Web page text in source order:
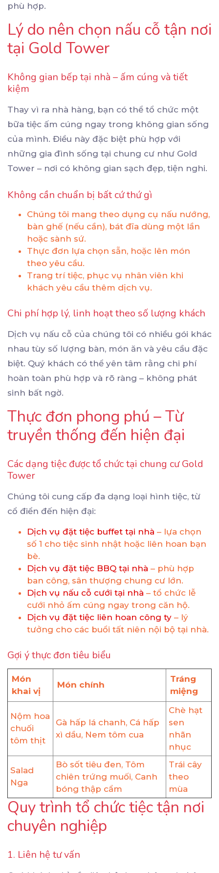
phù hợp.
Lý do nên chọn nấu cỗ tận nơi
tại Gold Tower
Không gian bếp tại nhà – ấm cúng và tiết
kiệm
Thay vì ra nhà hàng, bạn có thể tổ chức một
bữa tiệc ấm cúng ngay trong không gian sống
của mình. Điều này đặc biệt phù hợp với
những gia đình sống tại chung cư như Gold
Tower – nơi có không gian sạch đẹp, tiện nghi.
Không cần chuẩn bị bất cứ thứ gì
Chúng tôi mang theo dụng cụ nấu nướng,
bàn ghế (nếu cần), bát đĩa dùng một lần
hoặc sành sứ.
Thực đơn lựa chọn sẵn, hoặc lên món
theo yêu cầu.
Trang trí tiệc, phục vụ nhân viên khi
khách yêu cầu thêm dịch vụ.
Chi phí hợp lý, linh hoạt theo số lượng khách
Dịch vụ nấu cỗ của chúng tôi có nhiều gói khác
nhau tùy số lượng bàn, món ăn và yêu cầu đặc
biệt. Quý khách có thể yên tâm rằng chi phí
hoàn toàn phù hợp và rõ ràng – không phát
sinh bất ngờ.
Thực đơn phong phú – Từ
truyền thống đến hiện đại
Các dạng tiệc được tổ chức tại chung cư Gold
Tower
Chúng tôi cung cấp đa dạng loại hình tiệc, từ
cổ điển đến hiện đại:
Dịch vụ đặt tiệc buffet tại nhà – lựa chọn
số 1 cho tiệc sinh nhật hoặc liên hoan bạn
bè.
Dịch vụ đặt tiệc BBQ tại nhà – phù hợp
ban công, sân thượng chung cư lớn.
Dịch vụ nấu cỗ cưới tại nhà – tổ chức lễ
cưới nhỏ ấm cúng ngay trong căn hộ.
Dịch vụ đặt tiệc liên hoan công ty – lý
tưởng cho các buổi tất niên nội bộ tại nhà.
Gợi ý thực đơn tiêu biểu
Món
khai vị
Món chính
Tráng
miệng
Nộm hoa
chuối
tôm thịt
Gà hấp lá chanh, Cá hấp
xì dầu, Nem tôm cua
Chè hạt
sen
nhãn
nhục
Salad
Nga
Bò sốt tiêu đen, Tôm
chiên trứng muối, Canh
bóng thập cẩm
Trái cây
theo
mùa
Quy trình tổ chức tiệc tận nơi
chuyên nghiệp
1. Liên hệ tư vấn